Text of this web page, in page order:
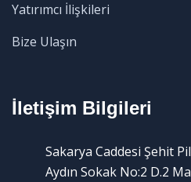
Yatırımcı İlişkileri
Bize Ulaşın
İletişim Bilgileri
Sakarya Caddesi Şehit
Aydın Sokak No:2 D.2